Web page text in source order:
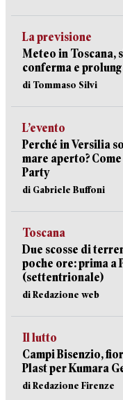
La previsione
Meteo in Toscana,
conferma e
di Tommaso Silvi
L’evento
Perché in Versilia
mare aperto?
Party
di Gabriele Buffoni
Toscana
Due scosse di
poche ore: prima a
(settentrionale)
di Redazione web
Il lutto
Campi Bisenzio,
Plast per Kumara
di Redazione Firenze